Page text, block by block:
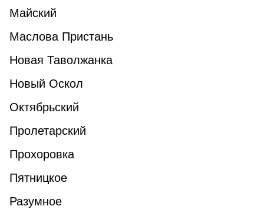
Майский
Маслова Пристань
Новая Таволжанка
Новый Оскол
Октябрьский
Пролетарский
Прохоровка
Пятницкое
Разумное